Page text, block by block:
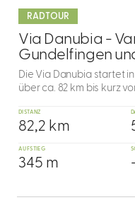
RADTOUR
5
Via Danubia -
Gundelfingen
Die Via Danubia startet
über ca. 82 km bis kurz
DISTANZ
82,2 km
AUFSTIEG
345 m
dazu